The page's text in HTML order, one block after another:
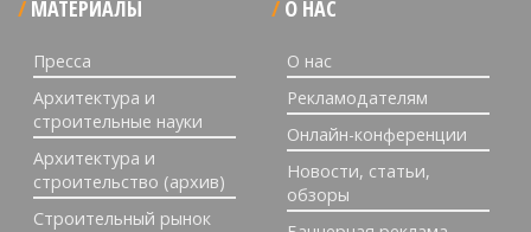
МАТЕРИАЛЫ
Пресса
Архитектура и
строительные науки
Архитектура и
строительство (архив)
Строительный рынок
О НАС
О нас
Рекламодателям
Онлайн-конференции
Новости, статьи,
обзоры